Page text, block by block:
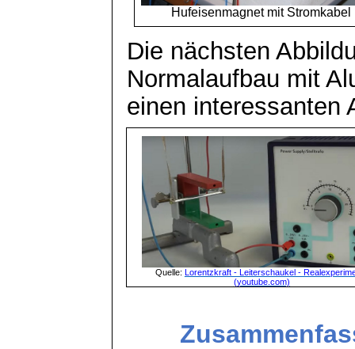
Hufeisenmagnet mit Stromkabel
Die nächsten
Normalaufbau mit
einen interessanten
Quelle: Lorentzkraft - Leiterschaukel -
(youtube.com)